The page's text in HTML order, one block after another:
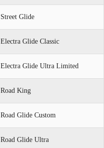
Street Glide
Electra Glide Classic
Electra Glide Ultra Limited
Road King
Road Glide Custom
Road Glide Ultra